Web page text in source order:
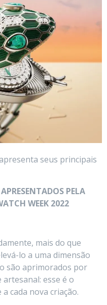
seus principais
PELA
WEEK 2022
mais do que
lo a uma dimensão
são aprimorados por
esse é o
cada nova criação.